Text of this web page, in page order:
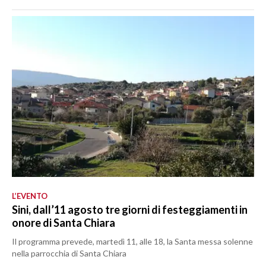
L’EVENTO
Sini, dall’11 agosto tre giorni di festeggiamenti in
onore di Santa Chiara
Il programma prevede, martedì 11, alle 18, la Santa messa solenne
nella parrocchia di Santa Chiara